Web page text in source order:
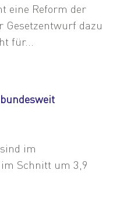
eine Reform der
dazu
für...
im
Schnitt um 3,9